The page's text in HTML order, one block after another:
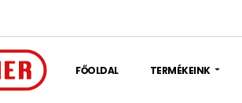
FŐOLDAL TERMÉKEINK